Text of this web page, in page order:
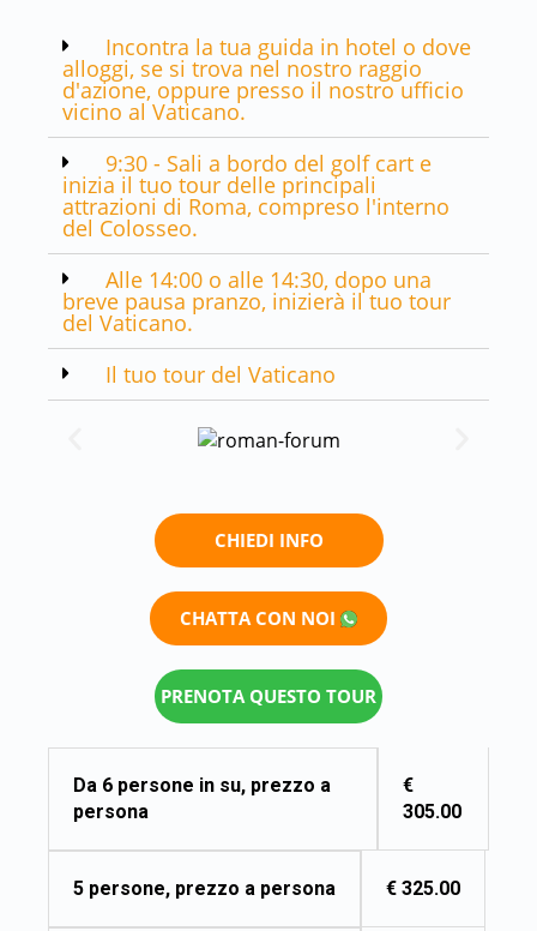
Incontra la tua guida in hotel o dove
alloggi, se si trova nel nostro raggio
d'azione, oppure presso il nostro ufficio
vicino al Vaticano.
9:30 - Sali a bordo del golf cart e
inizia il tuo tour delle principali
attrazioni di Roma, compreso l'interno
del Colosseo.
Alle 14:00 o alle 14:30, dopo una
breve pausa pranzo, inizierà il tuo tour
del Vaticano.
Il tuo tour del Vaticano
CHIEDI INFO
CHATTA CON NOI
PRENOTA QUESTO TOUR
Da 6 persone in su, prezzo a
persona
€
305.00
5 persone, prezzo a persona € 325.00